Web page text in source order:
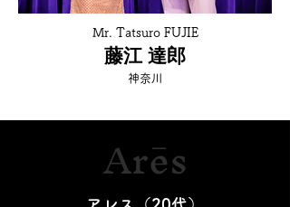
Mr. Tatsuro FUJIE
藤江 達郎
神奈川
Arēs